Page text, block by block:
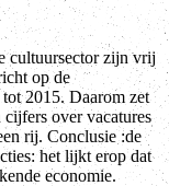
cultuursector zijn vrij
op de
2015. Daarom zet
over vacatures
rij. Conclusie :de
het lijkt erop dat
economie.